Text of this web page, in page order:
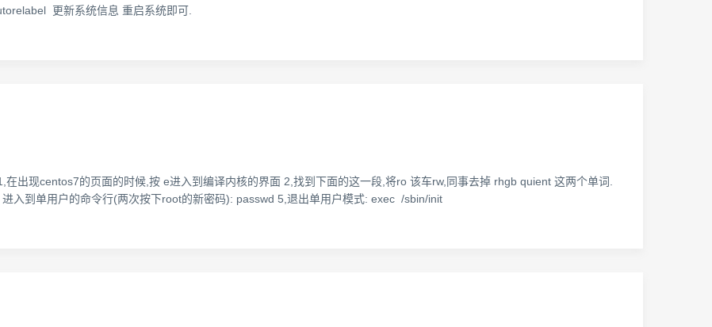
更新系统信息 重启系统即可.
现centos7的页面的时候,按 e进入到编译内核的界面 2,找到下面的这一段,将ro 该车rw,同事去掉 rhgb quient 这两个单词.
入到单用户的命令行(两次按下root的新密码): passwd 5,退出单用户模式: exec /sbin/init